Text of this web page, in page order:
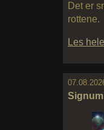
Det er
rottene.
Les